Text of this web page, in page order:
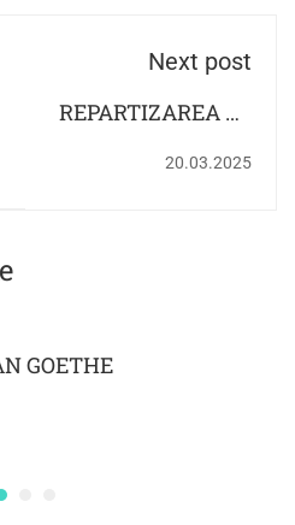
Next post
REPARTIZAREA PE
20.03.2025
GOETHE